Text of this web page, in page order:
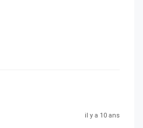
il y a 10 ans